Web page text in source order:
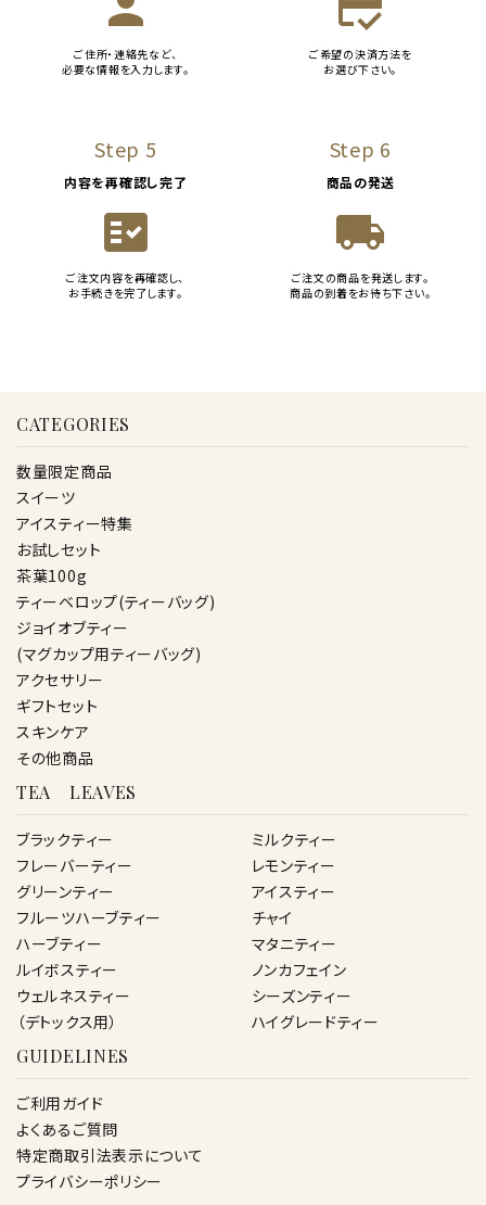
ご住所・連絡先など、
必要な情報を入力します。
ご希望の決済方法を
お選び下さい。
Step 5
内容を再確認し完了
fact_check
ご注文内容を再確認し、
お手続きを完了します。
Step 6
商品の発送
local_shipping
ご注文の商品を発送します。
商品の到着をお待ち下さい。
CATEGORIES
数量限定商品
スイーツ
アイスティー特集
お試しセット
茶葉100g
ティーベロップ(ティーバッグ)
ジョイオブティー
(マグカップ用ティーバッグ)
アクセサリー
ギフトセット
スキンケア
その他商品
TEA LEAVES
ブラックティー
フレーバーティー
グリーンティー
フルーツハーブティー
ハーブティー
ルイボスティー
ウェルネスティー
（デトックス用）
ミルクティー
レモンティー
アイスティー
チャイ
マタニティー
ノンカフェイン
シーズンティー
ハイグレードティー
GUIDELINES
ご利用ガイド
よくあるご質問
特定商取引法表示について
プライバシーポリシー